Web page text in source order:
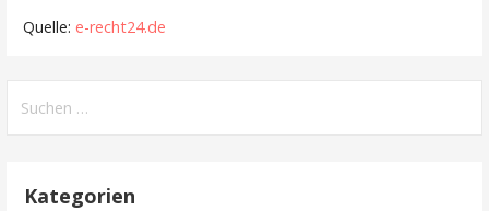
Quelle: e-recht24.de
Kategorien